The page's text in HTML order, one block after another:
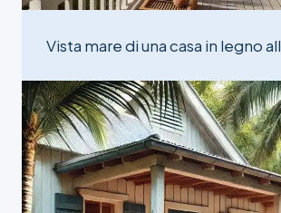
Vista mare di una casa in legno